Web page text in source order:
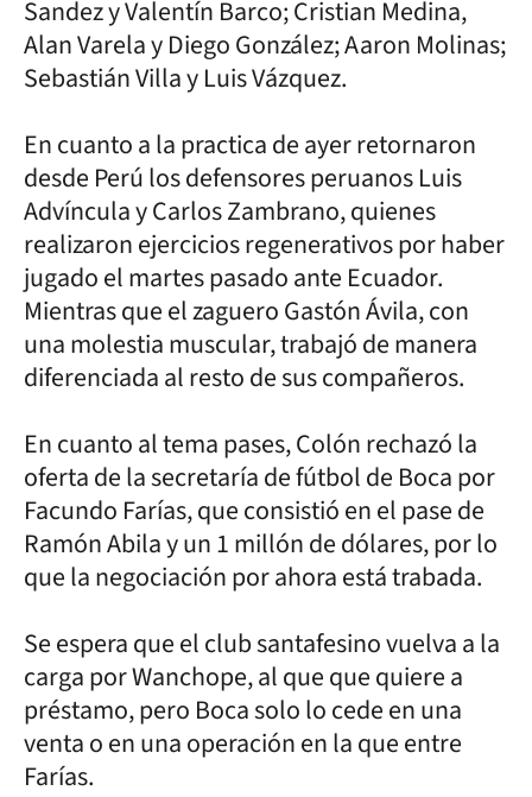
Sandez y Valentín Barco; Cristian Medina,
Alan Varela y Diego González; Aaron Molinas;
Sebastián Villa y Luis Vázquez.
En cuanto a la practica de ayer retornaron
desde Perú los defensores peruanos Luis
Advíncula y Carlos Zambrano, quienes
realizaron ejercicios regenerativos por haber
jugado el martes pasado ante Ecuador.
Mientras que el zaguero Gastón Ávila, con
una molestia muscular, trabajó de manera
diferenciada al resto de sus compañeros.
En cuanto al tema pases, Colón rechazó la
oferta de la secretaría de fútbol de Boca por
Facundo Farías, que consistió en el pase de
Ramón Abila y un 1 millón de dólares, por lo
que la negociación por ahora está trabada.
Se espera que el club santafesino vuelva a la
carga por Wanchope, al que que quiere a
préstamo, pero Boca solo lo cede en una
venta o en una operación en la que entre
Farías.